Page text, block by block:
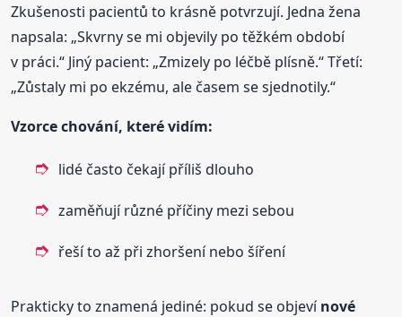
Zkušenosti pacientů to krásně potvrzují. Jedna žena
napsala: „Skvrny se mi objevily po těžkém období
v práci.“ Jiný pacient: „Zmizely po léčbě plísně.“ Třetí:
„Zůstaly mi po ekzému, ale časem se sjednotily.“
Vzorce chování, které vidím:
lidé často čekají příliš dlouho
zaměňují různé příčiny mezi sebou
řeší to až při zhoršení nebo šíření
Prakticky to znamená jediné: pokud se objevínové